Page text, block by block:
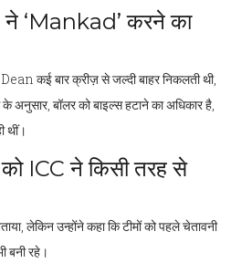
‘Mankad’ करने का
कई बार क्रीज़ से जल्दी बाहर निकलती थी,
अनुसार, बॉलर को बाइल्स हटाने का अधिकार है,
थीं।
ICC ने किसी तरह से
लेकिन उन्होंने कहा कि टीमों को पहले चेतावनी
बनी रहे।